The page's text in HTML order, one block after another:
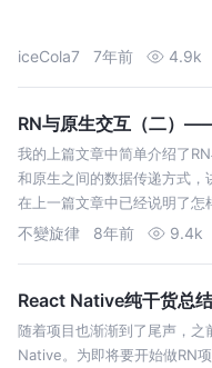
iceCola7 7年前 4.9k
RN与原生交互（二）
我的上篇文章中简单介绍了
和原生之间的数据传递方式，
在上一篇文章中已经说明了
怎样使用。这里不再赘述。
不變旋律 8年前 9.4k
React Native纯干货总结
随着项目也渐渐到了尾声，
Native。为即将要开始做RN